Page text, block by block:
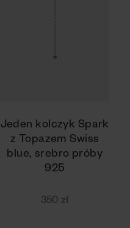
Jeden kolczyk Spark
z Topazem Swiss
blue, srebro próby
925
350 zł